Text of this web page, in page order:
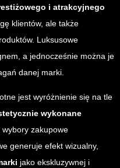
i atrakcyjnego
klientów, ale także
Luksusowe
a jednocześnie można je
danej marki.
jest wyróżnienie się na tle
wykonane
wybory zakupowe
generuje efekt wizualny,
jako ekskluzywnej i